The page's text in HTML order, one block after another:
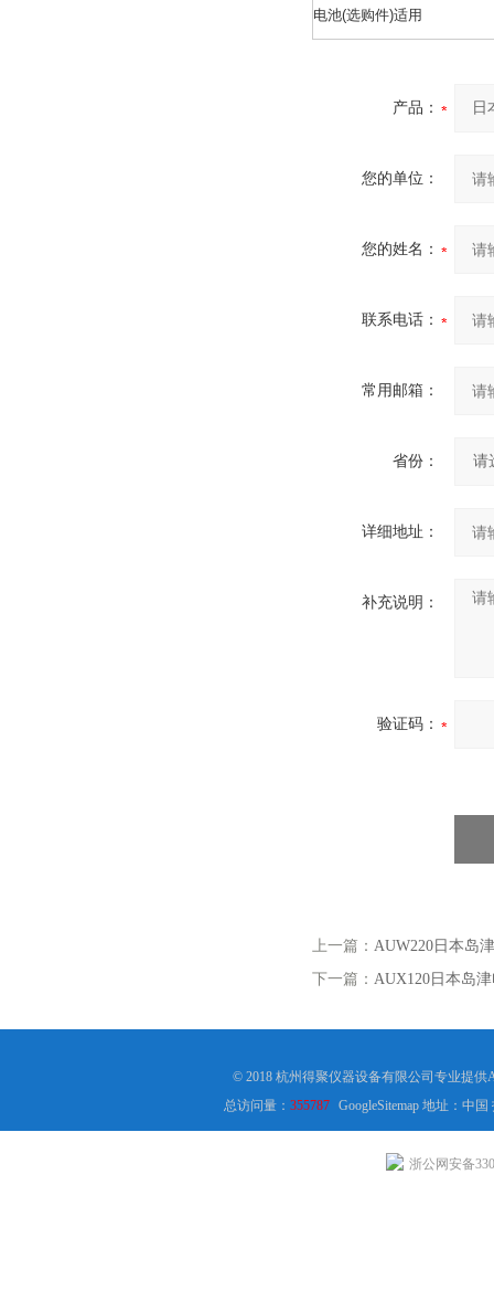
电池(选购件)适用
产品：
您的单位：
您的姓名：
联系电话：
常用邮箱：
省份：
详细地址：
补充说明：
验证码：
上一篇： AUW220日本岛
下一篇： AUX120日本岛
© 2018 杭州得聚仪器设备有限公司专业提
总访问量：355787 GoogleSitemap地址：中国
浙公网安备